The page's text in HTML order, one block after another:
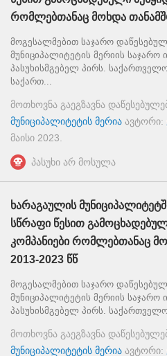
რომლებთანაც მოხდა
მოგესალმებით საჯარო
მუნიციპალიტეტის მერიის საჯარო
პასუხისმგებელ პირს.
საქართ...
მოთხოვნა გაეგზავნა
მუნიციპალიტეტის მერია ავტორი:
მაისი 2023
პასუხი არ მოსულა
ხარაგაულის
სწრაფი წესით
კომპანიები რომლებთანაც
2013-2023 წწ
მოგესალმებით საჯარო
მუნიციპალიტეტის მერიის საჯარო
პასუხისმგებელ პირს.
მოთხოვნა გაეგზავნა
მუნიციპალიტეტის მერია ავტორი: